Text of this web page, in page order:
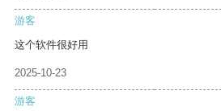
游客
这个软件很好用
2025-10-23
游客